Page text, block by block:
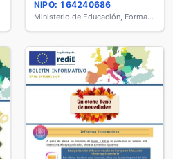
NIPO: 164240686
Ministerio de Educación, Formación Profesional y Deportes